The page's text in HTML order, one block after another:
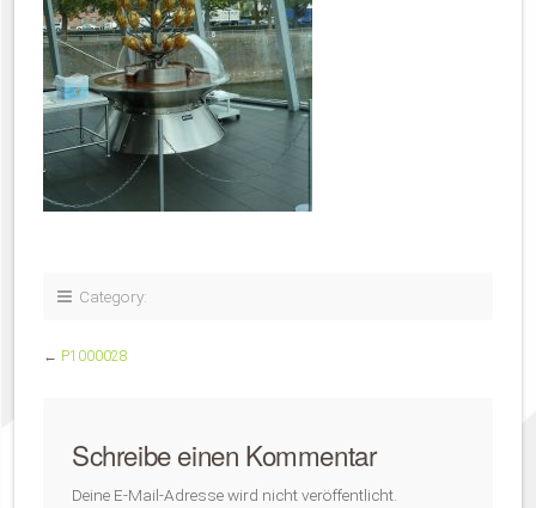
Category:
← P1000028
Schreibe einen Kommentar
Deine E-Mail-Adresse wird nicht veröffentlicht.